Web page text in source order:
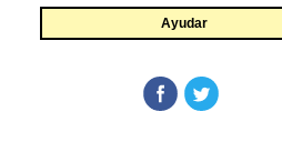
Ayudar